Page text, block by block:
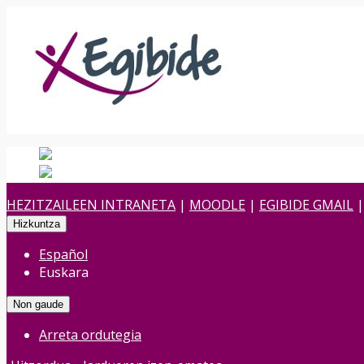
HEZITZAILEEN INTRANETA | MOODLE | EGIBIDE GMAIL |
Hizkuntza
Español
Euskara
Non gaude
Arreta ordutegia